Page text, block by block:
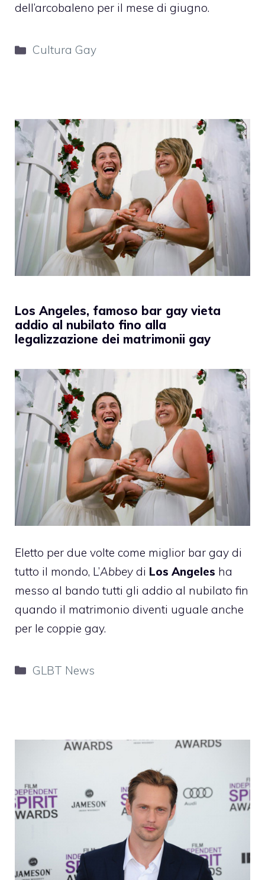
dell’arcobaleno per il mese di giugno.
Categorie
Cultura Gay
Los Angeles, famoso bar gay vieta
addio al nubilato fino alla
legalizzazione dei matrimonii gay
Eletto per due volte come miglior bar gay di
tutto il mondo, L’Abbey di Los Angeles ha
messo al bando tutti gli addio al nubilato fin
quando il matrimonio diventi uguale anche
per le coppie gay.
Categorie
GLBT News